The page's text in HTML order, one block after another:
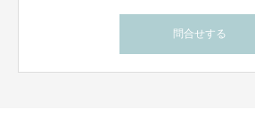
問合せする